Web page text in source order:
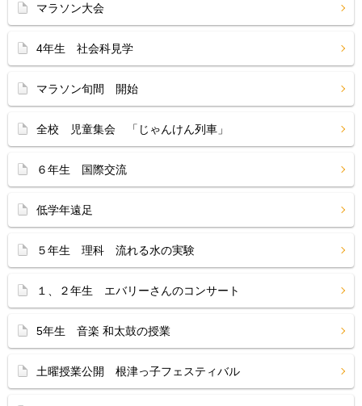
マラソン大会
4年生 社会科見学
マラソン旬間 開始
全校 児童集会 「じゃんけん列車」
６年生 国際交流
低学年遠足
５年生 理科 流れる水の実験
１、２年生 エバリーさんのコンサート
5年生 音楽 和太鼓の授業
土曜授業公開 根津っ子フェスティバル